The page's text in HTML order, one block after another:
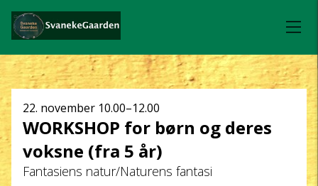
Dato
og
klokkeslæt
22. november 10.00–12.00
WORKSHOP for børn og deres
voksne (fra 5 år)
Fantasiens natur/Naturens fantasi